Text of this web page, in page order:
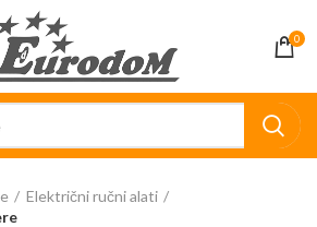
0
Električni ručni alati